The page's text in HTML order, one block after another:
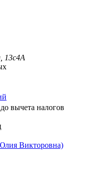
13с4А
до вычета налогов
Викторовна)